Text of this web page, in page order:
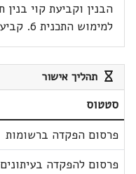
למימוש התכנית 6. קביעת תנאים למתן היתר בניה.
תהליך אישור
סטטוס
פרסום הפקדה ברשומות
פרסום להפקדה בעיתונים